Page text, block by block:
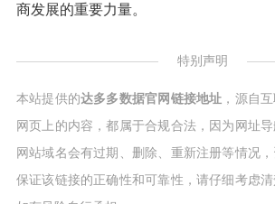
商发展的重要力量。
特别声明
本站提供的达多多数据官网链接地址 ，源自
网页上的内容，都属于合规合法，因为网址
网站域名会有过期、删除、重新注册等情况
保证该链接的正确性和可靠性，请仔细考虑清